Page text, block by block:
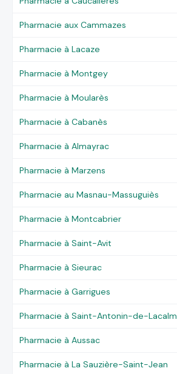
Pharmacie aux Cammazes
Pharmacie à Lacaze
Pharmacie à Montgey
Pharmacie à Moularès
Pharmacie à Cabanès
Pharmacie à Almayrac
Pharmacie à Marzens
Pharmacie au Masnau-Massuguiès
Pharmacie à Montcabrier
Pharmacie à Saint-Avit
Pharmacie à Sieurac
Pharmacie à Garrigues
Pharmacie à Saint-Antonin-de-Lacalm
Pharmacie à Aussac
Pharmacie à La Sauzière-Saint-Jean